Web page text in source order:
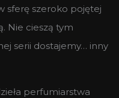
sferę szeroko pojętej
Nie cieszą tym
serii dostajemy… inny
perfumiarstwa